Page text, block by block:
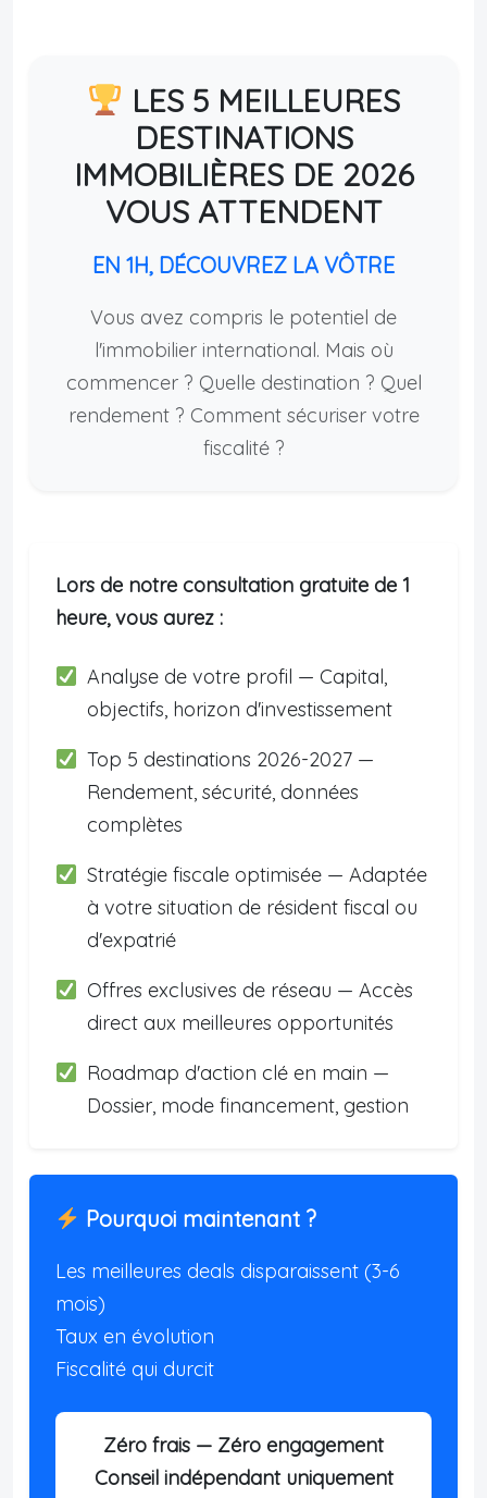
LES 5 MEILLEURES
DESTINATIONS
IMMOBILIÈRES DE 2026
VOUS ATTENDENT
EN 1H, DÉCOUVREZ LA VÔTRE
Vous avez compris le potentiel de
l'immobilier international. Mais où
commencer ? Quelle destination ? Quel
rendement ? Comment sécuriser votre
fiscalité ?
Lors de notre consultation gratuite de 1
heure, vous aurez :
Analyse de votre profil — Capital,
objectifs, horizon d'investissement
Top 5 destinations 2026-2027 —
Rendement, sécurité, données
complètes
Stratégie fiscale optimisée — Adaptée
à votre situation de résident fiscal ou
d'expatrié
Offres exclusives de réseau — Accès
direct aux meilleures opportunités
Roadmap d'action clé en main —
Dossier, mode financement, gestion
Pourquoi maintenant ?
Les meilleures deals disparaissent (3-6
mois)
Taux en évolution
Fiscalité qui durcit
Zéro frais — Zéro engagement
Conseil indépendant uniquement